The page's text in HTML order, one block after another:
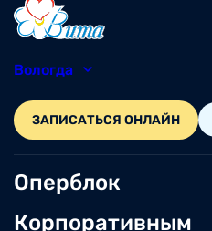
Вологда
ЗАПИСАТЬСЯ ОНЛАЙН
Оперблок
Корпоративным